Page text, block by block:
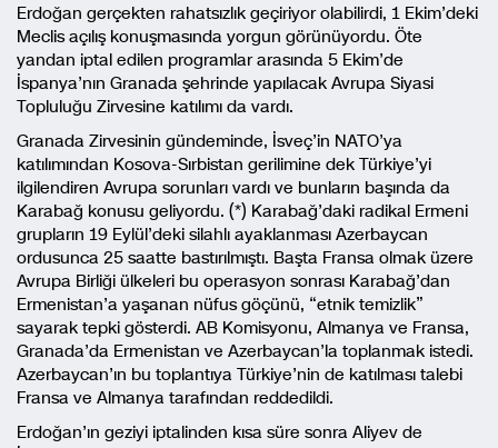
Erdoğan gerçekten rahatsızlık geçiriyor olabilirdi, 1 Ekim’deki
Meclis açılış konuşmasında yorgun görünüyordu. Öte
yandan iptal edilen programlar arasında 5 Ekim’de
İspanya’nın Granada şehrinde yapılacak Avrupa Siyasi
Topluluğu Zirvesine katılımı da vardı.
Granada Zirvesinin gündeminde, İsveç’in NATO’ya
katılımından Kosova-Sırbistan gerilimine dek Türkiye’yi
ilgilendiren Avrupa sorunları vardı ve bunların başında da
Karabağ konusu geliyordu. (*) Karabağ’daki radikal Ermeni
grupların 19 Eylül’deki silahlı ayaklanması Azerbaycan
ordusunca 25 saatte bastırılmıştı. Başta Fransa olmak üzere
Avrupa Birliği ülkeleri bu operasyon sonrası Karabağ’dan
Ermenistan’a yaşanan nüfus göçünü, “etnik temizlik”
sayarak tepki gösterdi. AB Komisyonu, Almanya ve Fransa,
Granada’da Ermenistan ve Azerbaycan’la toplanmak istedi.
Azerbaycan’ın bu toplantıya Türkiye’nin de katılması talebi
Fransa ve Almanya tarafından reddedildi.
Erdoğan’ın geziyi iptalinden kısa süre sonra Aliyev de